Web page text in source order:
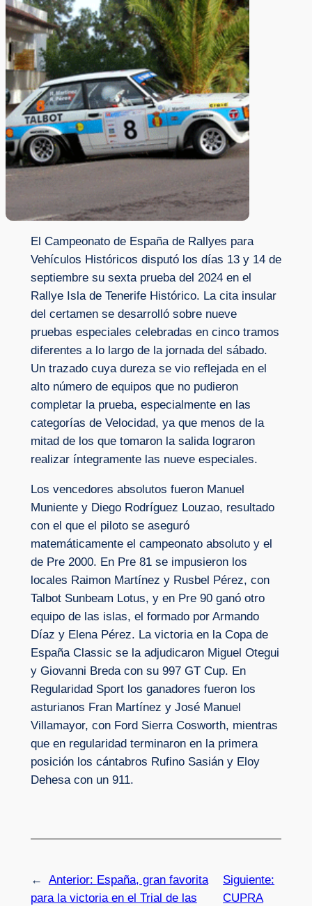
El Campeonato de España de Rallyes para
Vehículos Históricos disputó los días 13 y 14 de
septiembre su sexta prueba del 2024 en el
Rallye Isla de Tenerife Histórico. La cita insular
del certamen se desarrolló sobre nueve
pruebas especiales celebradas en cinco tramos
diferentes a lo largo de la jornada del sábado.
Un trazado cuya dureza se vio reflejada en el
alto número de equipos que no pudieron
completar la prueba, especialmente en las
categorías de Velocidad, ya que menos de la
mitad de los que tomaron la salida lograron
realizar íntegramente las nueve especiales.
Los vencedores absolutos fueron Manuel
Muniente y Diego Rodríguez Louzao, resultado
con el que el piloto se aseguró
matemáticamente el campeonato absoluto y el
de Pre 2000. En Pre 81 se impusieron los
locales Raimon Martínez y Rusbel Pérez, con
Talbot Sunbeam Lotus, y en Pre 90 ganó otro
equipo de las islas, el formado por Armando
Díaz y Elena Pérez. La victoria en la Copa de
España Classic se la adjudicaron Miguel Otegui
y Giovanni Breda con su 997 GT Cup. En
Regularidad Sport los ganadores fueron los
asturianos Fran Martínez y José Manuel
Villamayor, con Ford Sierra Cosworth, mientras
que en regularidad terminaron en la primera
posición los cántabros Rufino Sasián y Eloy
Dehesa con un 911.
← Anterior: España, gran favorita
para la victoria en el Trial de las
Siguiente:
CUPRA